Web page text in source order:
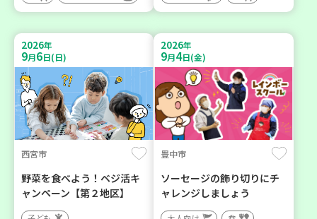
2026年
9月6日(日)
西宮市
野菜を食べよう！ベジ活キ
ャンペーン【第２地区】
2026年
9月4日(金)
豊中市
ソーセージの飾り切りにチ
ャレンジしましょう